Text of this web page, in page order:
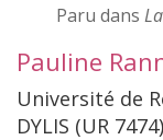
Paru dans
Pauline
Université de
DYLIS (UR 7474)